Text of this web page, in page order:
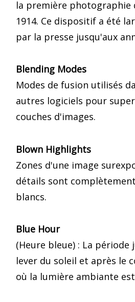
la première photographie
1914. Ce dispositif a été
par la presse jusqu'aux
Blending Modes
Modes de fusion utilisés
autres logiciels pour
couches d'images.
Blown Highlights
Zones d'une image
détails sont
blancs.
Blue Hour
(Heure bleue) : La période
lever du soleil et après le
où la lumière ambiante